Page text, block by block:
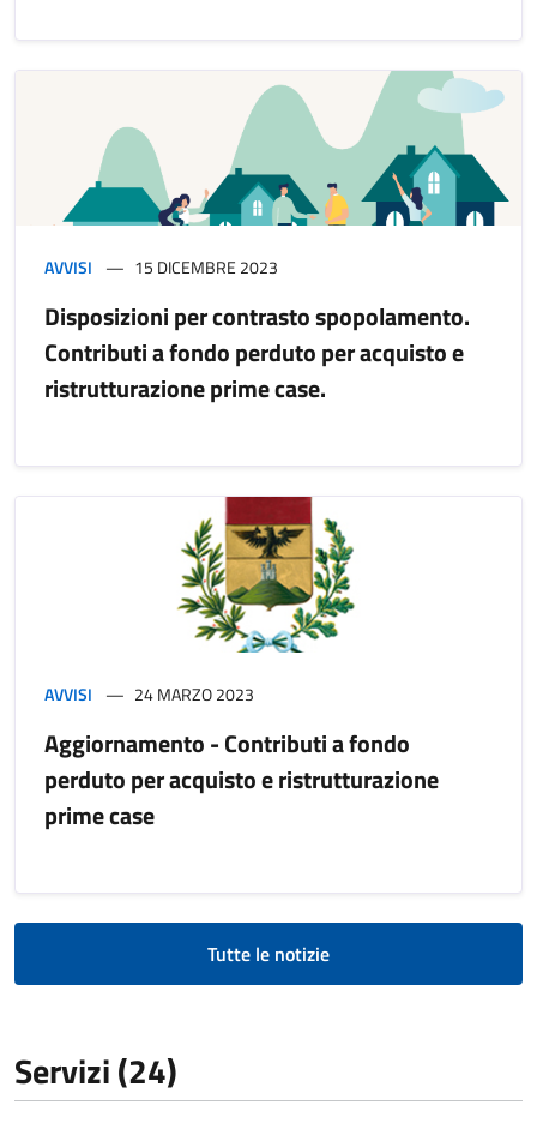
AVVISI 15 DICEMBRE 2023
Disposizioni per contrasto spopolamento.
Contributi a fondo perduto per acquisto e
ristrutturazione prime case.
AVVISI 24 MARZO 2023
Aggiornamento - Contributi a fondo
perduto per acquisto e ristrutturazione
prime case
Tutte le notizie
Servizi (24)